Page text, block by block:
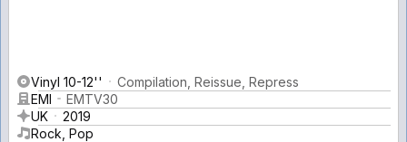
Vinyl 10-12''
Compilation, Reissue, Repress
EMI
EMTV30
UK
2019
Rock, Pop